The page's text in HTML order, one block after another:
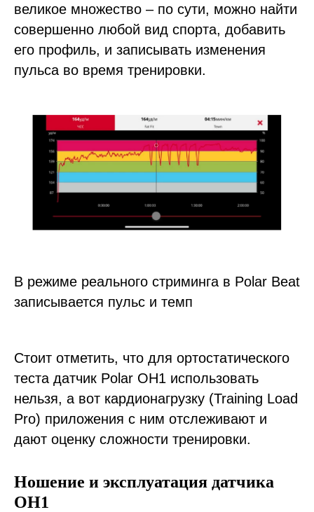
великое множество – по сути, можно найти
совершенно любой вид спорта, добавить
его профиль, и записывать изменения
пульса во время тренировки.
В режиме реального стриминга в Polar Beat
записывается пульс и темп
Стоит отметить, что для ортостатического
теста датчик Polar OH1 использовать
нельзя, а вот кардионагрузку (Training Load
Pro) приложения с ним отслеживают и
дают оценку сложности тренировки.
Ношение и эксплуатация датчика
OH1